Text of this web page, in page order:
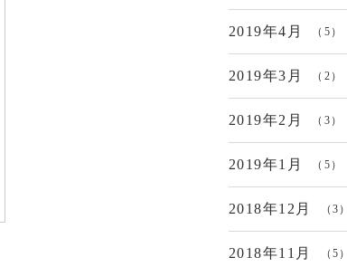
2019年4月 （5）
2019年3月 （2）
2019年2月 （3）
2019年1月 （5）
2018年12月 （3）
2018年11月 （5）